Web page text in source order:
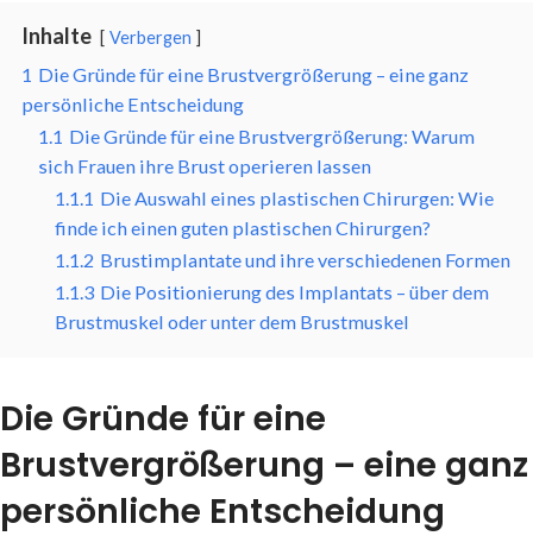
Inhalte Verbergen
1 Die Gründe für eine Brustvergrößerung – eine ganz
persönliche Entscheidung
1.1 Die Gründe für eine Brustvergrößerung: Warum
sich Frauen ihre Brust operieren lassen
1.1.1 Die Auswahl eines plastischen Chirurgen: Wie
finde ich einen guten plastischen Chirurgen?
1.1.2 Brustimplantate und ihre verschiedenen Formen
1.1.3 Die Positionierung des Implantats – über dem
Brustmuskel oder unter dem Brustmuskel
Die Gründe für eine
Brustvergrößerung – eine ganz
persönliche Entscheidung